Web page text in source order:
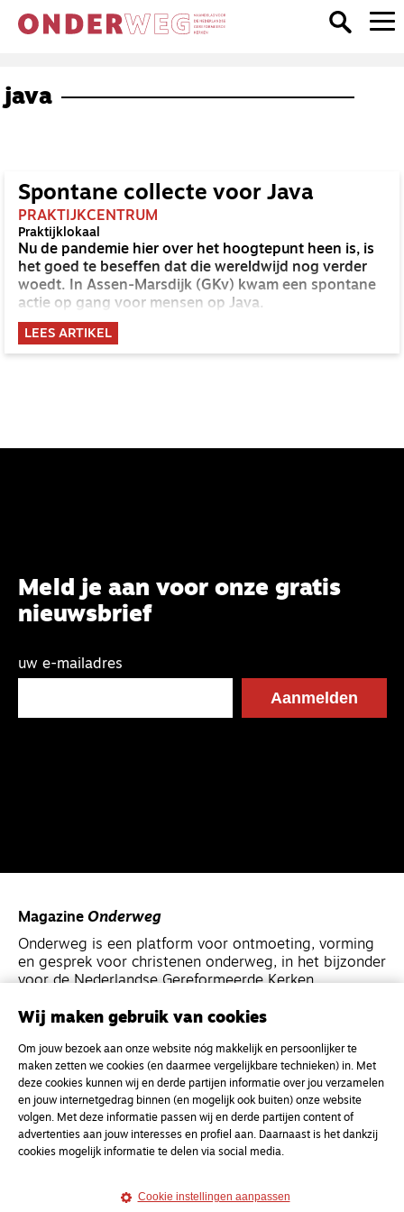
java
Spontane collecte voor Java
PRAKTIJKCENTRUM
Praktijklokaal
Nu de pandemie hier over het hoogtepunt heen is, is
het goed te beseffen dat die wereldwijd nog verder
woedt. In Assen-Marsdijk (GKv) kwam een spontane
actie op gang voor mensen op Java.
LEES ARTIKEL
Meld je aan voor onze gratis
nieuwsbrief
uw e-mailadres
Magazine Onderweg
Onderweg is een platform voor ontmoeting, vorming
en gesprek voor christenen onderweg, in het bijzonder
voor de Nederlandse Gereformeerde Kerken.
Magazine
Onderweg
Kvk-nummer 33277063
NL46 INGB 0117 5827 86
info@onderwegonline.nl
Wij maken gebruik van cookies
Om jouw bezoek aan onze website nóg makkelijk en persoonlijker te
maken zetten we cookies (en daarmee vergelijkbare technieken) in. Met
deze cookies kunnen wij en derde partijen informatie over jou verzamelen
en jouw internetgedrag binnen (en mogelijk ook buiten) onze website
volgen. Met deze informatie passen wij en derde partijen content of
advertenties aan jouw interesses en profiel aan. Daarnaast is het dankzij
cookies mogelijk informatie te delen via social media.
Cookie instellingen aanpassen